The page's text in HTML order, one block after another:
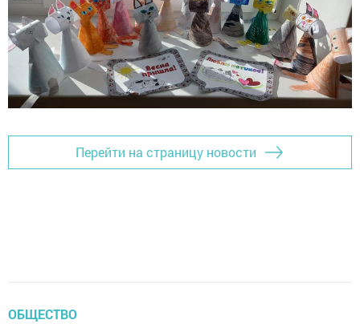
Перейти на страницу новости
ОБЩЕСТВО